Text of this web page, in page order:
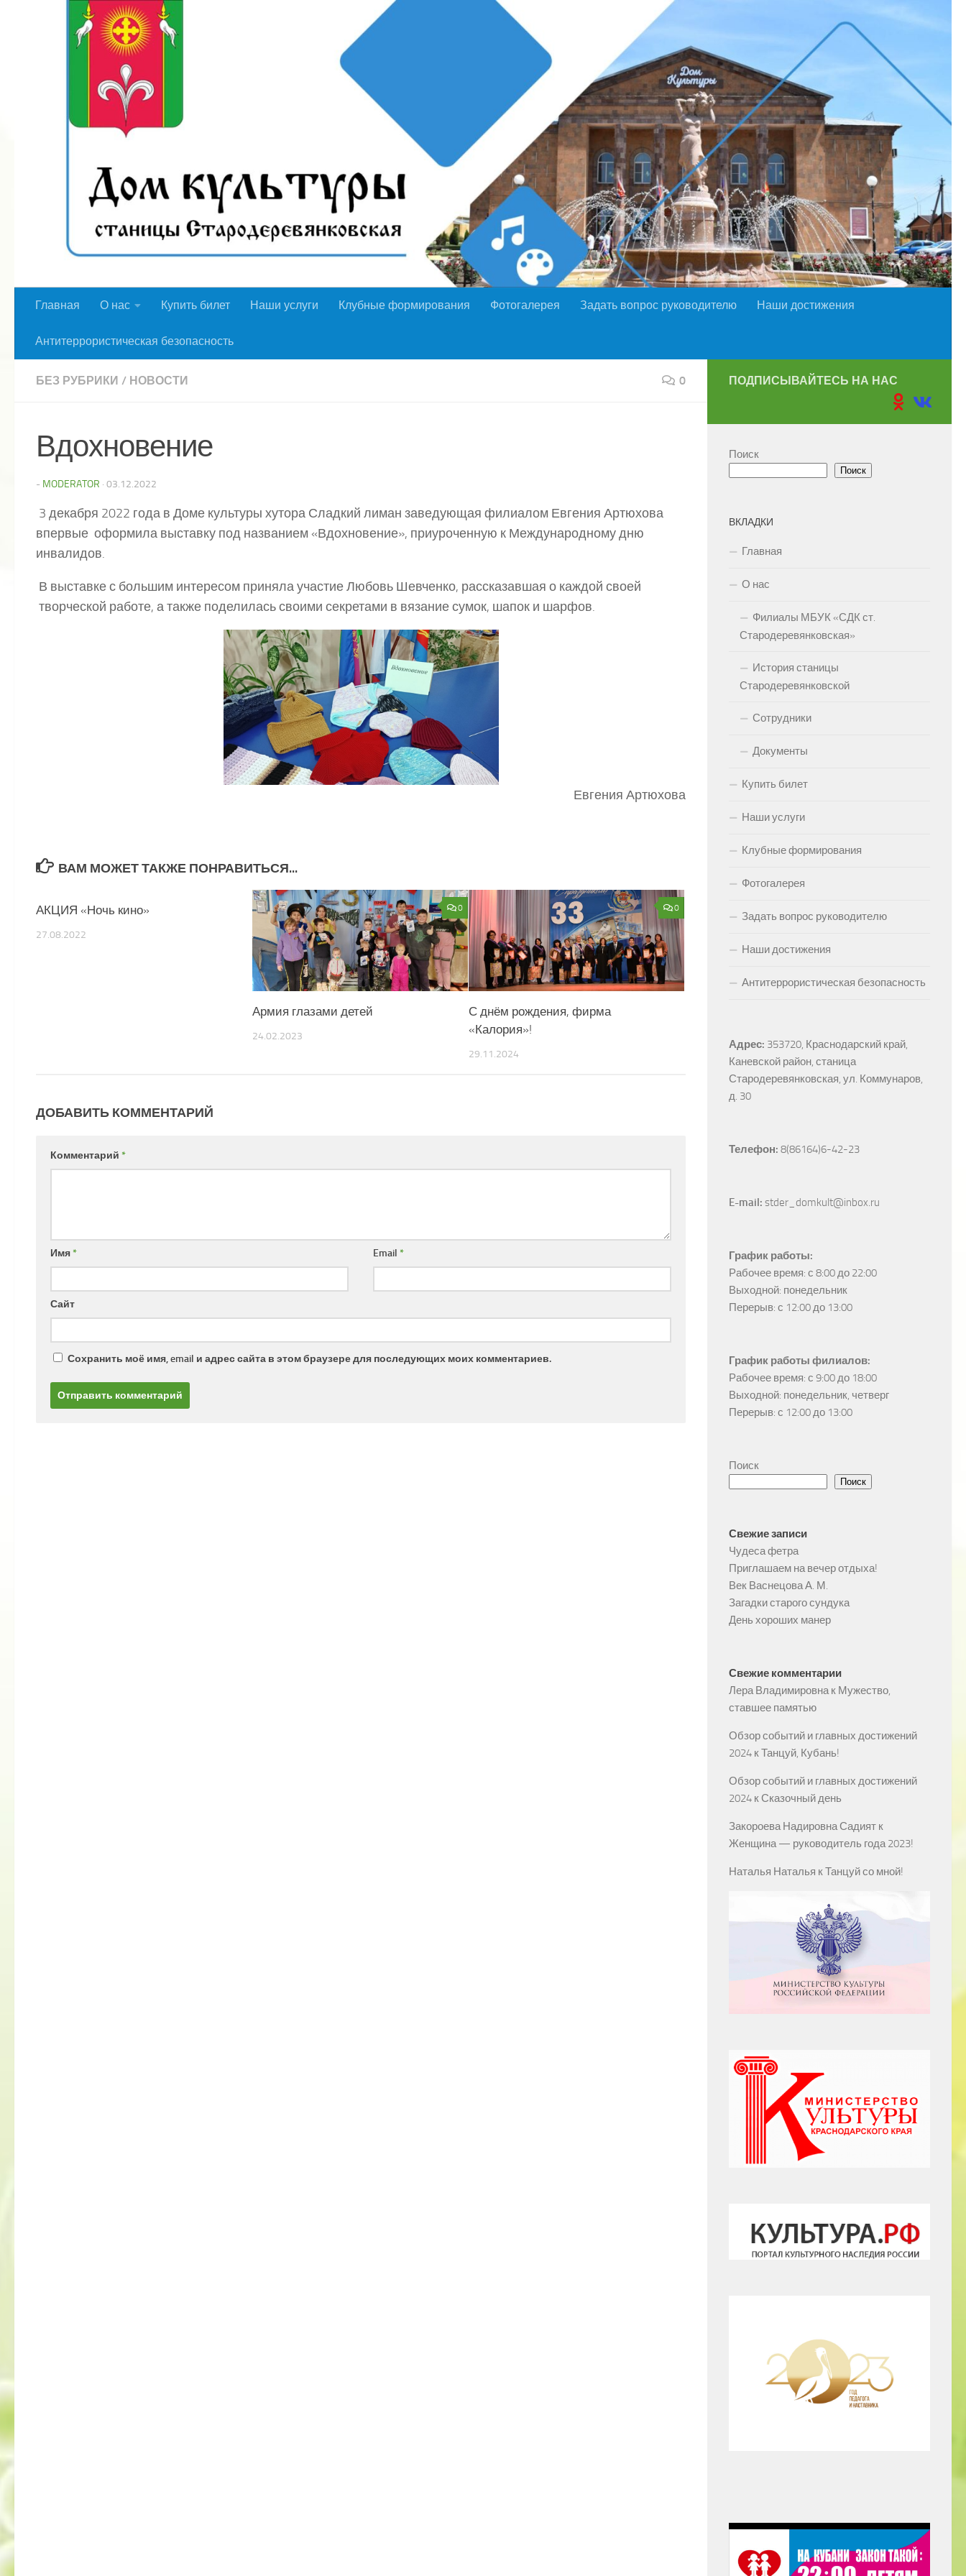
Перейти к содержимому
Главная О нас Купить билет Наши услуги Клубные формирования Фотогалерея Задать вопрос руководителю Наши достижения
Антитеррористическая безопасность
БЕЗ РУБРИКИ / НОВОСТИ 0
Вдохновение
- MODERATOR · 03.12.2022
3 декабря 2022 года в Доме культуры хутора Сладкий лиман заведующая филиалом Евгения Артюхова
впервые оформила выставку под названием «Вдохновение», приуроченную к Международному дню
инвалидов.
В выставке с большим интересом приняла участие Любовь Шевченко, рассказавшая о каждой своей
творческой работе, а также поделилась своими секретами в вязание сумок, шапок и шарфов.
Евгения Артюхова
ВАМ МОЖЕТ ТАКЖЕ ПОНРАВИТЬСЯ...
АКЦИЯ «Ночь кино»
27.08.2022
0
Армия глазами детей
24.02.2023
0
С днём рождения, фирма
«Калория»!
29.11.2024
ДОБАВИТЬ КОММЕНТАРИЙ
Комментарий *
Имя* Email*
Сайт
Сохранить моё имя, email и адрес сайта в этом браузере для последующих моих комментариев.
ПОДПИСЫВАЙТЕСЬ НА НАС
Поиск
Поиск
ВКЛАДКИ
Главная
О нас
Филиалы МБУК «СДК ст.
Стародеревянковская»
История станицы
Стародеревянковской
Сотрудники
Документы
Купить билет
Наши услуги
Клубные формирования
Фотогалерея
Задать вопрос руководителю
Наши достижения
Антитеррористическая безопасность
Адрес: 353720, Краснодарский край,
Каневской район, станица
Стародеревянковская, ул. Коммунаров,
д. 30
Телефон: 8(86164)6-42-23
E-mail: stder_domkult@inbox.ru
График работы:
Рабочее время: с 8:00 до 22:00
Выходной: понедельник
Перерыв: с 12:00 до 13:00
График работы филиалов:
Рабочее время: с 9:00 до 18:00
Выходной: понедельник, четверг
Перерыв: с 12:00 до 13:00
Поиск
Поиск
Свежие записи
Чудеса фетра
Приглашаем на вечер отдыха!
Век Васнецова А. М.
Загадки старого сундука
День хороших манер
Свежие комментарии
Лера Владимировнак Мужество,
ставшее памятью
Обзор событий и главных достижений
2024 кТанцуй, Кубань!
Обзор событий и главных достижений
2024 кСказочный день
Закороева Надировна Садият к
Женщина — руководитель года 2023!
Наталья Наталья кТанцуй со мной!